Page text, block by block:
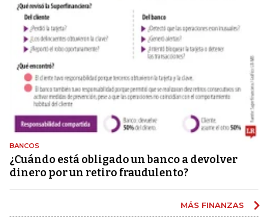
BANCOS
¿Cuándo está obligado un banco a devolver
dinero por un retiro fraudulento?
MÁS FINANZAS